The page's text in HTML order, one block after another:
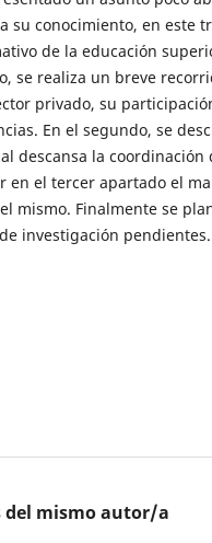
su conocimiento, en este
de la educación
se realiza un breve
privado, su
En el segundo, se
descansa la coordinación
en el tercer apartado el
mismo. Finalmente se
investigación pendientes.
del mismo autor/a